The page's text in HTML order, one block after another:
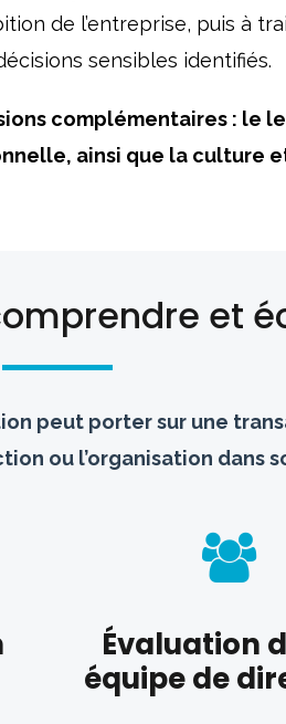
de l’entreprise, puis à
sensibles identifiés.
complémentaires : le
ainsi que la culture
et
peut porter sur une
ou l’organisation dans
Évaluation
équipe de